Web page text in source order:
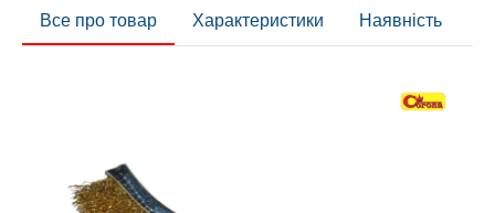
Все про товар Характеристики Наявність